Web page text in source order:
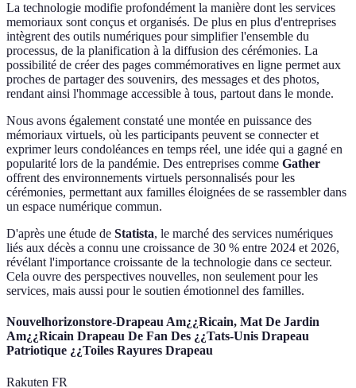
La technologie modifie profondément la manière dont les services
memoriaux sont conçus et organisés. De plus en plus d'entreprises
intègrent des outils numériques pour simplifier l'ensemble du
processus, de la planification à la diffusion des cérémonies. La
possibilité de créer des pages commémoratives en ligne permet aux
proches de partager des souvenirs, des messages et des photos,
rendant ainsi l'hommage accessible à tous, partout dans le monde.
Nous avons également constaté une montée en puissance des
mémoriaux virtuels, où les participants peuvent se connecter et
exprimer leurs condoléances en temps réel, une idée qui a gagné en
popularité lors de la pandémie. Des entreprises comme Gather
offrent des environnements virtuels personnalisés pour les
cérémonies, permettant aux familles éloignées de se rassembler dans
un espace numérique commun.
D'après une étude de Statista, le marché des services numériques
liés aux décès a connu une croissance de 30 % entre 2024 et 2026,
révélant l'importance croissante de la technologie dans ce secteur.
Cela ouvre des perspectives nouvelles, non seulement pour les
services, mais aussi pour le soutien émotionnel des familles.
Nouvelhorizonstore-Drapeau Am¿¿Ricain, Mat De Jardin
Am¿¿Ricain Drapeau De Fan Des ¿¿Tats-Unis Drapeau
Patriotique ¿¿Toiles Rayures Drapeau
Rakuten FR